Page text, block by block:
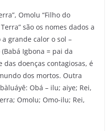
Omolu “Filho do
são os nomes dados a
grande calor o sol –
Igbona = pai da
doenças contagiosas, é
dos mortos. Outra
Obá – ilu; aiye; Rei,
Omolu; Omo-ilu; Rei,